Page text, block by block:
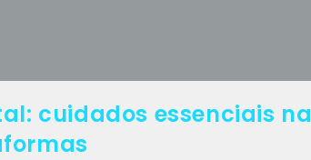
cuidados essenciais na